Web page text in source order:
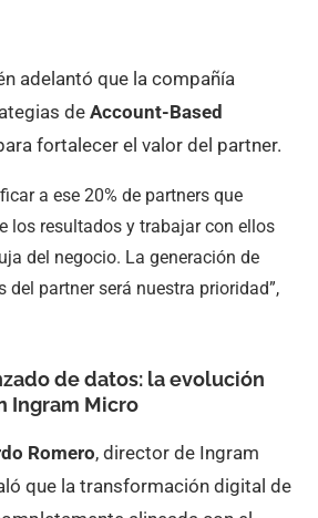
adelantó que la compañía
deAccount-Based
fortalecer el valor del partner.
a ese 20% de partners que
los resultados y trabajar con ellos
del negocio. La generación de
del partner será nuestra prioridad”,
de datos: la evolución
Ingram Micro
Romero, director de Ingram
que la transformación digital de